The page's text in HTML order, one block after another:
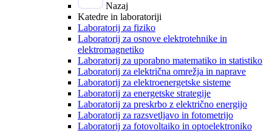
Nazaj
Katedre in laboratoriji
Laboratorij za fiziko
Laboratorij za osnove elektrotehnike in
elektromagnetiko
Laboratorij za uporabno matematiko in statistiko
Laboratorij za električna omrežja in naprave
Laboratorij za elektroenergetske sisteme
Laboratorij za energetske strategije
Laboratorij za preskrbo z električno energijo
Laboratorij za razsvetljavo in fotometrijo
Laboratorij za fotovoltaiko in optoelektroniko